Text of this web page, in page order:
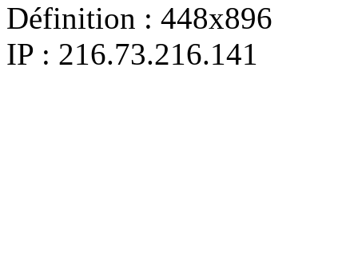
Définition : 448x896
IP : 216.73.216.141